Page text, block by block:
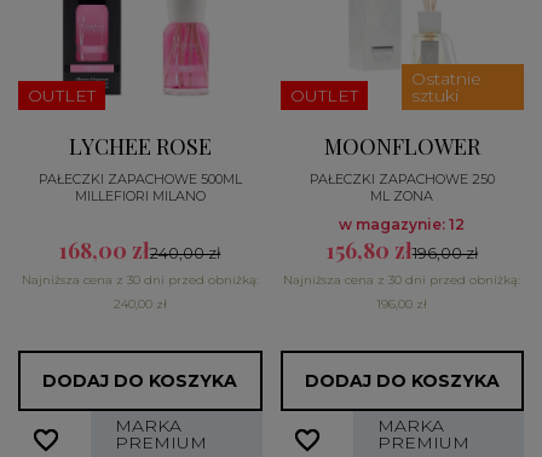
OUTLET
LYCHEE ROSE
PAŁECZKI ZAPACHOWE 500ML
MILLEFIORI MILANO
168,00 zł240,00 zł
Najniższa cena z 30 dni przed obniżką:
240,00 zł
DODAJ DO KOSZYKA
OUTLET
Ostatnie
sztuki
MOONFLOWER
PAŁECZKI ZAPACHOWE 250
ML ZONA
w magazynie: 12
156,80 zł196,00 zł
Najniższa cena z 30 dni przed obniżką:
196,00 zł
DODAJ DO KOSZYKA
MARKA
PREMIUM
favorite_border
favorite_border MARKA
PREMIUM
favorite_border
favorite_border